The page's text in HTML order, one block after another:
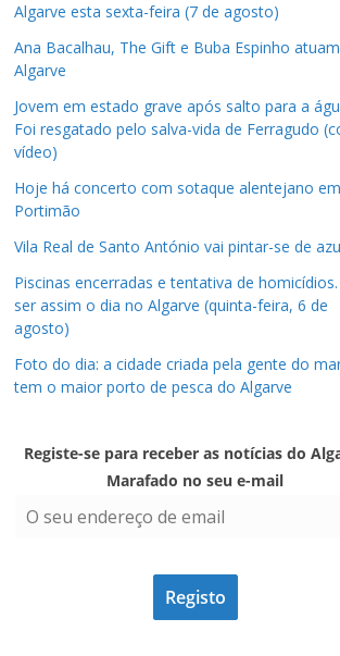
Algarve esta sexta-feira (7 de agosto)
Ana Bacalhau, The Gift e Buba Espinho
Algarve
Jovem em estado grave após salto para a
Foi resgatado pelo salva-vida de Ferragudo
vídeo)
Hoje há concerto com sotaque alentejano em
Portimão
Vila Real de Santo António vai pintar-se de
Piscinas encerradas e tentativa de homicídios.
ser assim o dia no Algarve (quinta-feira, 6 de
agosto)
Foto do dia: a cidade criada pela gente do
tem o maior porto de pesca do Algarve
Registe-se para receber as notícias do
Marafado no seu e-mail